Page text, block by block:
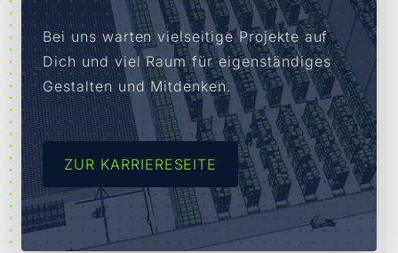
Bei uns warten vielseitige Projekte auf
Dich und viel Raum für eigenständiges
Gestalten und Mitdenken.
ZUR KARRIERESEITE